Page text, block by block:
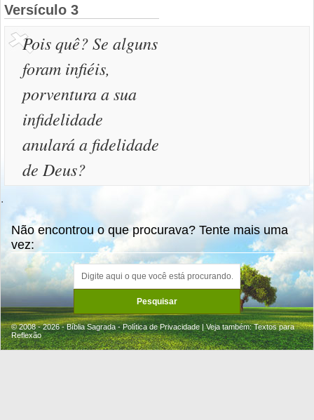
Versículo 3
Pois quê? Se alguns
foram infiéis,
porventura a sua
infidelidade
anulará a fidelidade
de Deus?
.
Não encontrou o que procurava? Tente mais uma
vez:
© 2008 - 2026 - Bíblia Sagrada -Política de Privacidade | Veja também:Textos para
Reflexão